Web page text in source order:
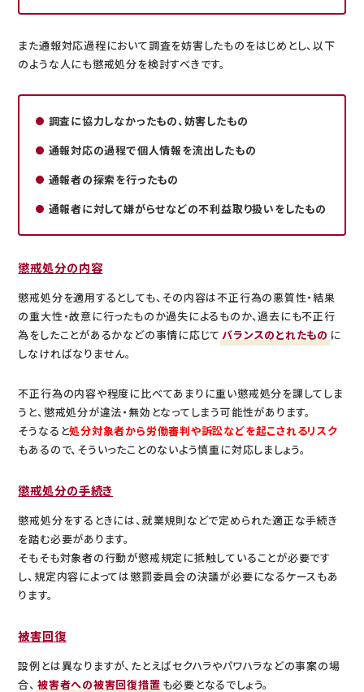
また通報対応過程において調査を妨害したものをはじめとし、以下
のような人にも懲戒処分を検討すべきです。
調査に協力しなかったもの、妨害したもの
通報対応の過程で個人情報を流出したもの
通報者の探索を行ったもの
通報者に対して嫌がらせなどの不利益取り扱いをしたもの
懲戒処分の内容
懲戒処分を適用するとしても、その内容は不正行為の悪質性・結果
の重大性・故意に行ったものか過失によるものか、過去にも不正行
為をしたことがあるかなどの事情に応じて バランスのとれたもの に
しなければなりません。
不正行為の内容や程度に比べてあまりに重い懲戒処分を課してしま
うと、懲戒処分が違法・無効となってしまう可能性があります。
そうなると処分対象者から労働審判や訴訟などを起こされるリスク
もあるので、そういったことのないよう慎重に対応しましょう。
懲戒処分の手続き
懲戒処分をするときには、就業規則などで定められた適正な手続き
を踏む必要があります。
そもそも対象者の行動が懲戒規定に抵触していることが必要です
し、規定内容によっては懲罰委員会の決議が必要になるケースもあ
ります。
被害回復
設例とは異なりますが、たとえばセクハラやパワハラなどの事案の場
合、 被害者への被害回復措置 も必要となるでしょう。